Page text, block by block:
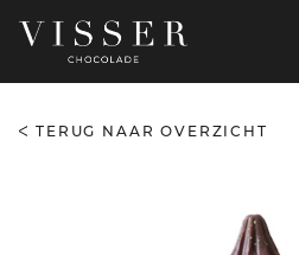
TERUG NAAR OVERZICHT